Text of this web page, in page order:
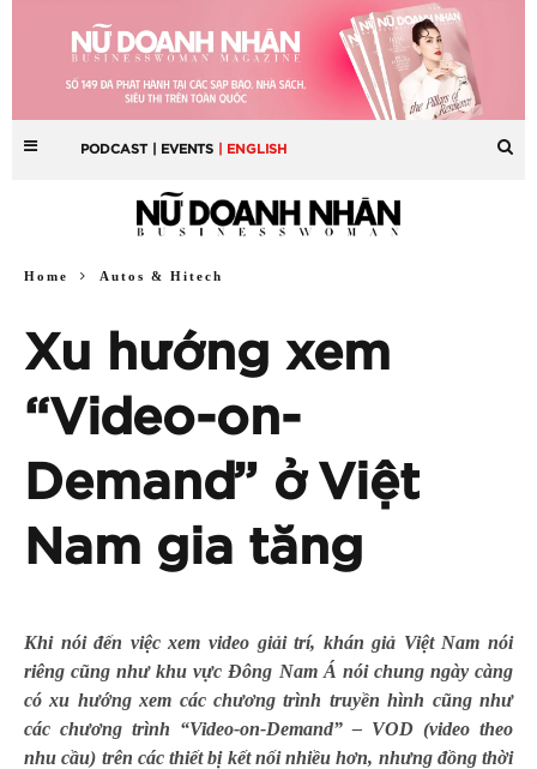
PODCAST | EVENTS | ENGLISH
Home Autos & Hitech
Xu hướng xem
“Video-on-
Demand” ở Việt
Nam gia tăng
Khi nói đến việc xem video giải trí, khán giả Việt Nam nói
riêng cũng như khu vực Đông Nam Á nói chung ngày càng
có xu hướng xem các chương trình truyền hình cũng như
các chương trình “Video-on-Demand” – VOD (video theo
nhu cầu) trên các thiết bị kết nối nhiều hơn, nhưng đồng thời